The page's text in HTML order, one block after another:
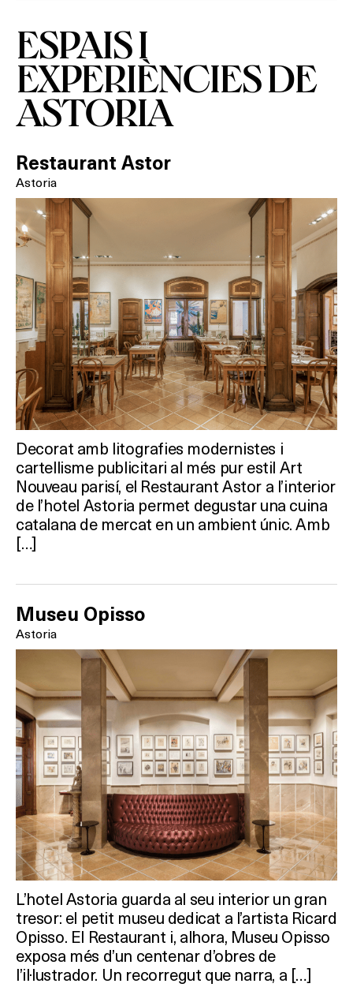
ESPAIS I
EXPERIÈNCIES DE
ASTORIA
Restaurant Astor
Astoria
Decorat amb litografies modernistes i
cartellisme publicitari al més pur estil Art
Nouveau parisí, el Restaurant Astor a l’interior
de l’hotel Astoria permet degustar una cuina
catalana de mercat en un ambient únic. Amb
[…]
Museu Opisso
Astoria
L’hotel Astoria guarda al seu interior un gran
tresor: el petit museu dedicat a l’artista Ricard
Opisso. El Restaurant i, alhora, Museu Opisso
exposa més d’un centenar d’obres de
l’il·lustrador. Un recorregut que narra, a […]